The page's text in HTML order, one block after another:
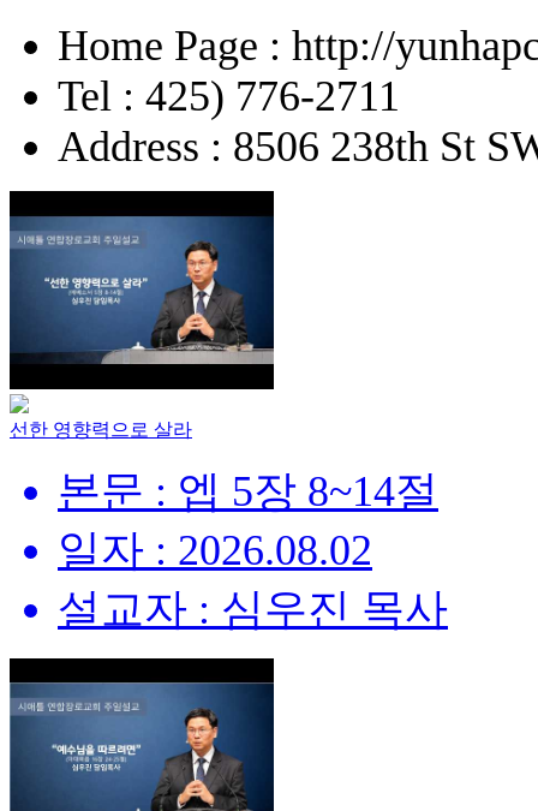
Home Page : http://
Tel : 425) 776-2711
Address : 8506 238th St
선한 영향력으로 살라
본문 : 엡 5장 8~14절
일자 : 2026.08.02
설교자 : 심우진 목사